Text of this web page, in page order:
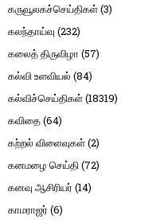
கருவூலகச்செய்திகள்(3)
கலந்தாய்வு (232)
கலைத் திருவிழா (57)
கல்வி உளவியல் (84)
கல்விச்செய்திகள்(18319)
கவிதை(64)
கற்றல் விளைவுகள்(2)
கனமழை செய்தி(72)
கனவு ஆசிரியர் (14)
காமராஜர் (6)